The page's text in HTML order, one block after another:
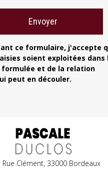
ce formulaire, j'accepte
soient exploitées dans
formulée et de la relation
peut en découler.
Rue Clément, 33000 Bordeaux